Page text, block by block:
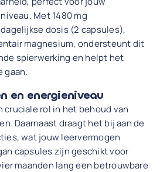
Met 1480 mg
dosis (2 capsules),
magnesium, ondersteunt dit
spierwerking en helpt het
gaan.
en energieniveau
cruciale rol in het behoud van
Daarnaast draagt het bij aan de
wat jouw leervermogen
capsules zijn geschikt voor
maanden lang een betrouwbare